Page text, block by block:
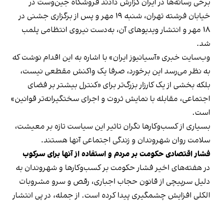
برخی رسانه‌ها در ایران گزارش دادند فروشگاه جین‌وست در
خیابان فرشته تهران، شنبه ۱۹ مهر و پس از برگزاری جشنی در
۱۸ مهر و انتشار ویدیوهای آن، به‌دست نیروی انتظامی پلمب
شد.
وب‌سایت خبری «آسیانیوز ایران» با اشاره به این اقدام نوشت که
به نظر می‌رسد این برخورد، صرفا یک واکنش مقطعی نیست،
بلکه بخشی از یک کارزار بزرگ‌تر برای «کنترل بیشتر بر فضای
اجتماعی، مقابله با نمایش ثروت و اجرای سختگیرانه‌تر قوانین»
است.
بسیاری از کسب‌وکارها نگران تاثیر این سیاست‌ تازه بر معیشت،
سلامت روان شهروندان و زندگی اجتماعی آنها هستند.
فشار اقتصادی حکومت بر مردم و استفاده از آنها برای سرکوب
در هفته‌های اخیر فشار حکومت بر کسب‌وکارها و شهروندان به
دلیل سرپیچی از قانون حجاب اجباری، رقص و سرو مشروبات
الکلی افزایش چشمگیری پیدا کرده است. از جمله، در پی انتشار